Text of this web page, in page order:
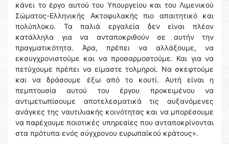
κάνει το έργο αυτού του Υπουργείου και του Λιμενικού
Σώματος-Ελληνικής Ακτοφυλακής πιο απαιτητικό και
πολύπλοκο. Τα παλιά εργαλεία δεν είναι πλέον
κατάλληλα για να ανταποκριθούν σε αυτήν την
πραγματικότητα. Άρα, πρέπει να αλλάξουμε, να
εκσυγχρονιστούμε και να προσαρμοστούμε. Και για να
πετύχουμε πρέπει να είμαστε τολμηροί. Να σκεφτούμε
και να δράσουμε έξω από το κουτί. Αυτή είναι η
πεμπτουσία αυτού του έργου προκειμένου να
αντιμετωπίσουμε αποτελεσματικά τις αυξανόμενες
ανάγκες της ναυτιλιακής κοινότητας και να μπορέσουμε
να παρέχουμε ποιοτικές υπηρεσίες που ανταποκρίνονται
στα πρότυπα ενός σύγχρονου ευρωπαϊκού κράτους».